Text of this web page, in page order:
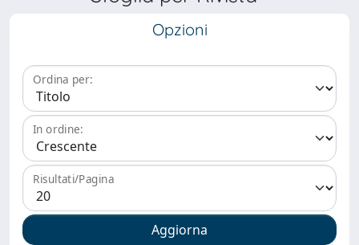
Opzioni
Ordina per:
In ordine:
Risultati/Pagina